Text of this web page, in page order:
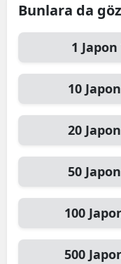
Bunlara da
1 Japon
10
20
50
100
500